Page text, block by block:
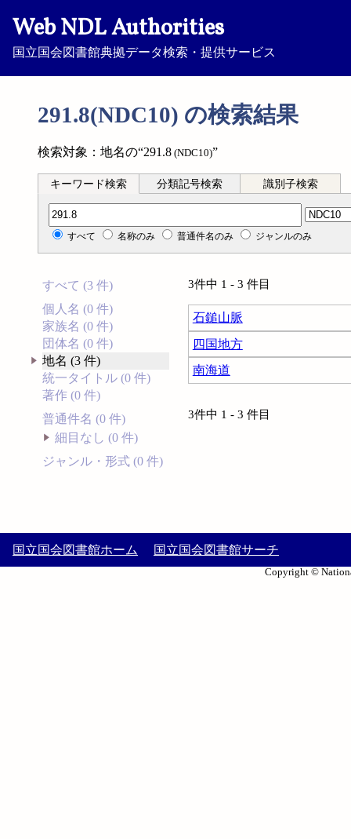
Web NDL Authorities
国立国会図書館典拠データ検索・提供サービス
291.8(NDC10) の検索結果
検索対象：地名の“291.8 (NDC10)”
キーワード検索 分類記号検索 識別子検索
分類記号検索
すべて 名称のみ 普通件名のみ ジャンルのみ
すべて (3 件)
個人名 (0 件)
家族名 (0 件)
団体名 (0 件)
地名 (3 件)
統一タイトル (0 件)
著作 (0 件)
普通件名 (0 件)
細目なし (0 件)
ジャンル・形式 (0 件)
3件中 1 - 3 件目
石鎚山脈
四国地方
南海道
3件中 1 - 3 件目
国立国会図書館ホーム 国立国会図書館サーチ
Copyright ©